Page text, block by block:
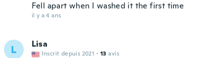
Fell apart when I washed it the first time
il y a 4 ans
L Lisa
Inscrit depuis 2021 · 13 avis